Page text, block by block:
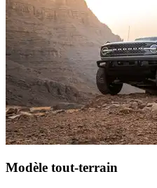
Modèle tout-terrain